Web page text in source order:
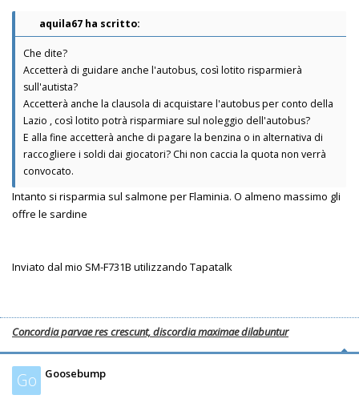
aquila67 ha scritto:
Che dite?
Accetterà di guidare anche l'autobus, così lotito risparmierà
sull'autista?
Accetterà anche la clausola di acquistare l'autobus per conto della
Lazio , così lotito potrà risparmiare sul noleggio dell'autobus?
E alla fine accetterà anche di pagare la benzina o in alternativa di
raccogliere i soldi dai giocatori? Chi non caccia la quota non verrà
convocato.
Intanto si risparmia sul salmone per Flaminia. O almeno massimo gli
offre le sardine
Inviato dal mio SM-F731B utilizzando Tapatalk
Concordia parvae res crescunt, discordia maximae dilabuntur
Go Goosebump